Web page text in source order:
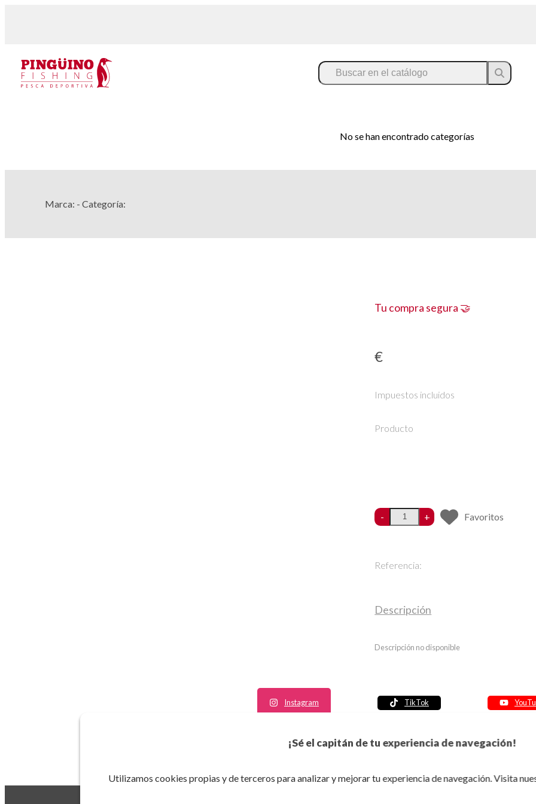
¡Sé el capitán de tu experiencia de navegación!
Utilizamos cookies propias y de terceros para analizar y mejorar tu experiencia de navegación. Visita
No se han encontrado categorías
Marca: - Categoría:
Tu compra segura 🤝
€
Impuestos incluidos
Producto
- + Favoritos
Referencia:
Descripción
Descripción no disponible
Instagram TikTok
Política de seguridad